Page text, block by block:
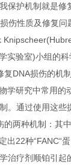
保护机制就是修
伤性质及修复问
实验室)小组的
复DNA损伤的机
学研究中常用的
。通过使用这
的两种机制：其
出22种“FANC“
治疗剂顺铂引起